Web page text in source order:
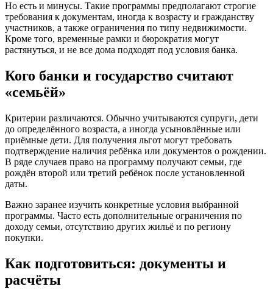
Но есть и минусы. Такие программы предполагают строгие
требования к документам, иногда к возрасту и гражданству
участников, а также ограничения по типу недвижимости.
Кроме того, временные рамки и бюрократия могут
растянуться, и не все дома подходят под условия банка.
Кого банки и государство считают
«семьёй»
Критерии различаются. Обычно учитываются супруги, дети
до определённого возраста, а иногда усыновлённые или
приёмные дети. Для получения льгот могут требовать
подтверждение наличия ребёнка или документов о рождении.
В ряде случаев право на программу получают семьи, где
рождён второй или третий ребёнок после установленной
даты.
Важно заранее изучить конкретные условия выбранной
программы. Часто есть дополнительные ограничения по
доходу семьи, отсутствию других жильё и по региону
покупки.
Как подготовиться: документы и
расчёты